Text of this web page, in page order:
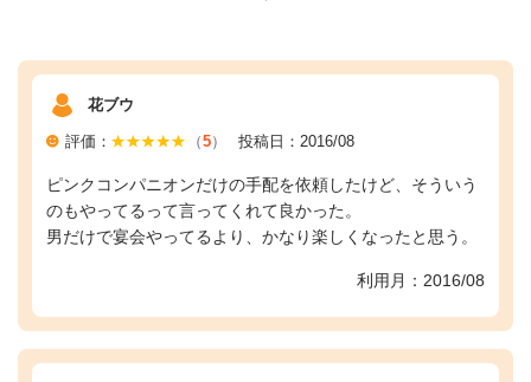
花ブウ
評価： （5） 投稿日：2016/08
ピンクコンパニオンだけの手配を依頼したけど、そういう
のもやってるって言ってくれて良かった。
男だけで宴会やってるより、かなり楽しくなったと思う。
利用月：2016/08